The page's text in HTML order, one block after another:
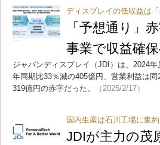
ディスプレイの低収益は
「予想通り」
事業で収益確
ジャパンディスプレイ（JDI）は、2024
年同期比33％減の405億円、営業利益は
319億円の赤字だった。
（2025/2/17）
国内生産は石川工場に集約
JDIが主力の茂